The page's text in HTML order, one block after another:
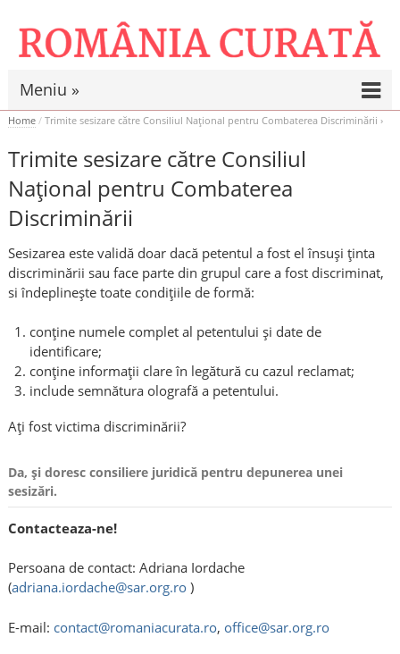
Meniu »
Home / Trimite sesizare către Consiliul Național pentru Combaterea Discriminării
Trimite sesizare către Consiliul
Național pentru Combaterea
Discriminării
Sesizarea este validă doar dacă petentul a fost el însuși ținta
discriminării sau face parte din grupul care a fost discriminat,
si îndeplinește toate condițiile de formă:
conține numele complet al petentului și date de
identificare;
conține informații clare în legătură cu cazul reclamat;
include semnătura olografă a petentului.
Ați fost victima discriminării?
Da, și doresc consiliere juridică pentru depunerea unei
sesizări.
Contacteaza-ne!
Persoana de contact: Adriana Iordache
(adriana.iordache@sar.org.ro)
E-mail: contact@romaniacurata.ro, office@sar.org.ro